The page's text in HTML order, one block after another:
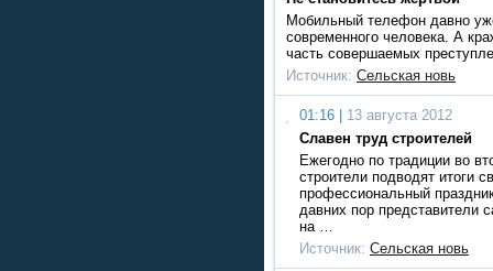
Мобильный телефон давно
современного человека. А
часть совершаемых
Источник: Сельская новь
01:16 |
13 августа 2012
Славен труд строителей
Ежегодно по традиции во
строители подводят итоги
профессиональный
давних пор представители
на …
Источник: Сельская новь